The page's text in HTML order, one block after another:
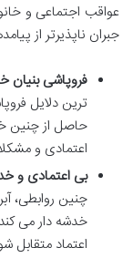
عواقب اجتماعی و
جبران ناپذیرتر از
فروپاشی بنیان
ترین دلایل
حاصل از چنین
اعتمادی و
بی اعتمادی و
چنین روابطی،
خدشه دار می
اعتماد متقابل